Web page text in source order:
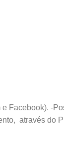
Facebook). -
através do